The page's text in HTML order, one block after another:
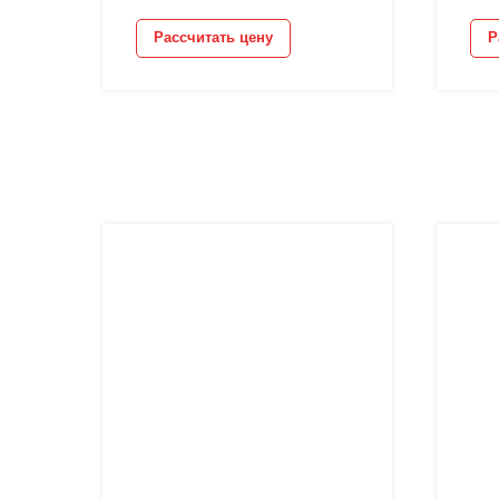
Рассчитать цену